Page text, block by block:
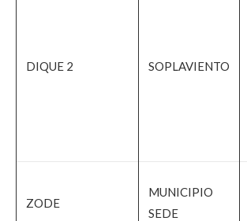
DIQUE 2 SOPLAVIENTO
ZODE
MUNICIPIO
SEDE